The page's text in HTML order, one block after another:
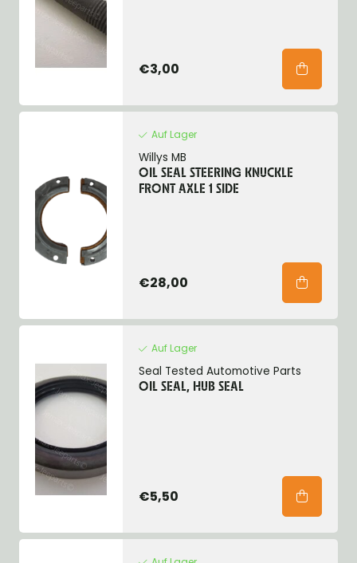
€3,00
Auf Lager
Willys MB
OIL SEAL STEERING KNUCKLE
FRONT AXLE 1 SIDE
€28,00
Auf Lager
Seal Tested Automotive Parts
OIL SEAL, HUB SEAL
€5,50